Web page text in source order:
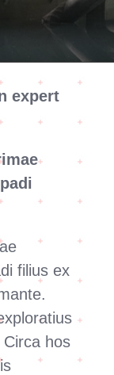
expert
filius ex
hos